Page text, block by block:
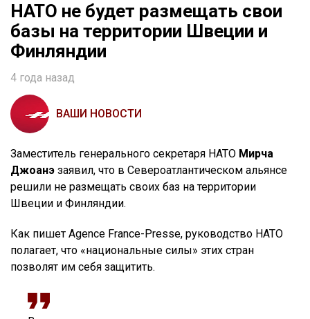
НАТО не будет размещать свои
базы на территории Швеции и
Финляндии
4 года назад
ВАШИ НОВОСТИ
Заместитель генерального секретаря НАТО Мирча
Джоанэ заявил, что в Североатлантическом альянсе
решили не размещать своих баз на территории
Швеции и Финляндии.
Как пишет Agence France-Presse, руководство НАТО
полагает, что «национальные силы» этих стран
позволят им себя защитить.